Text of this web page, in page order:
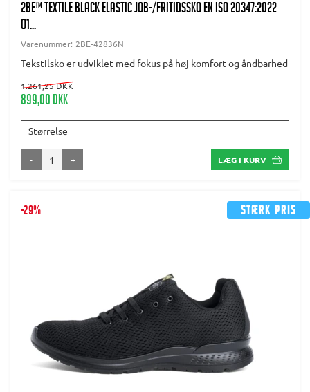
2BE™ Textile Black elastic Job-/fritidssko EN ISO 20347:2022
O1...
Varenummer: 2BE-42836N
Tekstilsko er udviklet med fokus på høj komfort og åndbarhed
1.261,25 DKK
899,00 DKK
Størrelse
- + LÆG I KURV
Stærk pris
-29%